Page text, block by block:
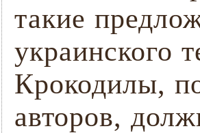
такие
украинского
Крокодилы,
авторов,